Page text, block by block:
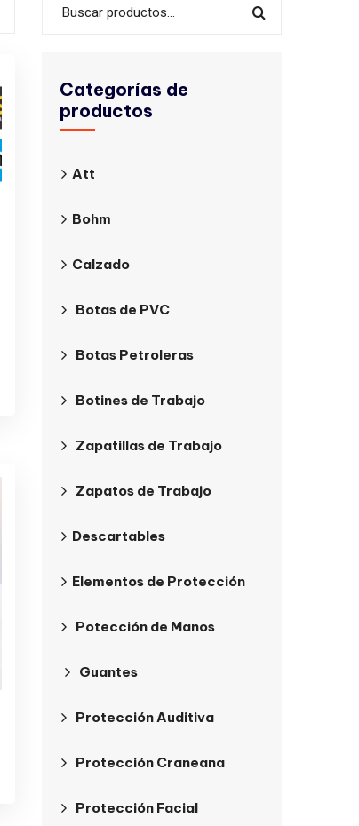
Categorías de
productos
Att
Bohm
Calzado
Botas de PVC
Botas Petroleras
Botines de Trabajo
Zapatillas de Trabajo
Zapatos de Trabajo
Descartables
Elementos de Protección
Potección de Manos
Guantes
Protección Auditiva
Protección Craneana
Protección Facial